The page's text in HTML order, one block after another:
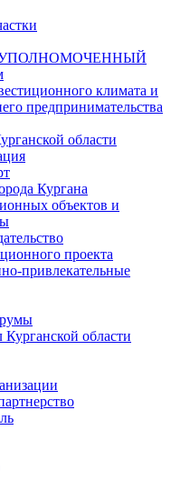
климата и
предпринимательства
области
Кургана
объектов и
проекта
привлекательные
области